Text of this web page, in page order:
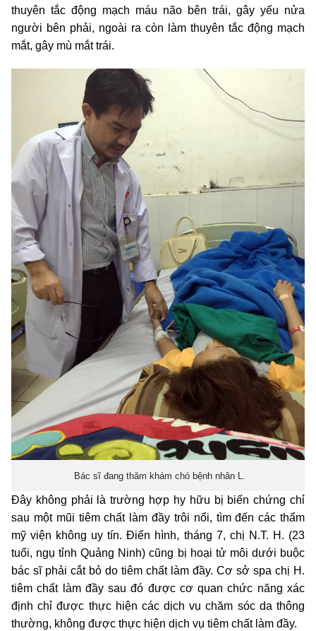
thuyên tắc động mạch máu não bên trái, gây yếu nửa
người bên phải, ngoài ra còn làm thuyên tắc động mạch
mắt, gây mù mắt trái.
Bác sĩ đang thăm khám chó bệnh nhân L.
Đây không phải là trường hợp hy hữu bị biến chứng chỉ
sau một mũi tiêm chất làm đầy trôi nổi, tìm đến các thẩm
mỹ viện không uy tín. Điển hình, tháng 7, chị N.T. H. (23
tuổi, ngụ tỉnh Quảng Ninh) cũng bị hoại tử môi dưới buộc
bác sĩ phải cắt bỏ do tiêm chất làm đầy. Cơ sở spa chị H.
tiêm chất làm đầy sau đó được cơ quan chức năng xác
định chỉ được thực hiện các dịch vụ chăm sóc da thông
thường, không được thực hiện dịch vụ tiêm chất làm đầy.